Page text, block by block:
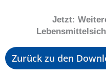
Jetzt:
Zurück zu den